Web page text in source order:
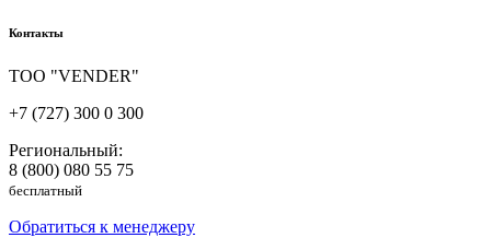
Контакты
ТОО "VENDER"
+7 (727) 300 0 300
Региональный:
8 (800) 080 55 75
бесплатный
Обратиться к менеджеру